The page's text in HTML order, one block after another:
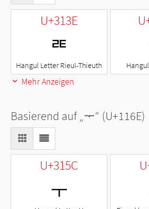
U+313E
ㄾ
Hangul Letter Rieul-Thieuth
Mehr Anzeigen
Basierend auf „ᅮ“ (U+116E)
U+315C
ㅜ